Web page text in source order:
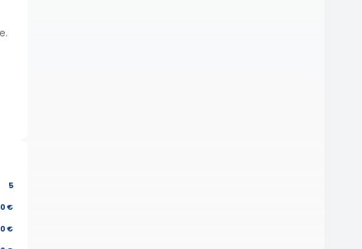
5
€
€